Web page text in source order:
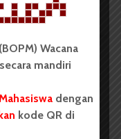
Wacana
mandiri
dengan
kode QR di